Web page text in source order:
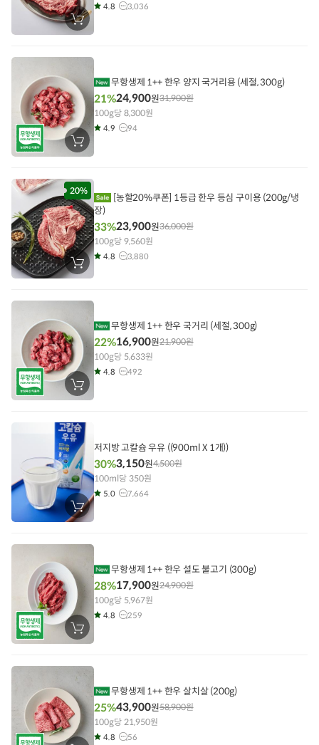
장
바
에
4.8 3,036
장
바
에
담
기
무항생제 1++ 한우 양지 국거리용 (세절, 300g)
21%24,900원31,900원
100g당 8,300원
4.9 94
20%
장
바
에
장)
33%23,900원36,000원
100g당 9,560원
4.8 3,880
장
바
에
담
기
무항생제 1++ 한우 국거리 (세절, 300g)
22%16,900원21,900원
100g당 5,633원
4.8 492
장
바
에
저지방 고칼슘 우유 ((900ml X 1개))
30%3,150원4,500원
100ml당 350원
5.0 7,664
장
바
에
담
기
무항생제 1++ 한우 설도 불고기 (300g)
28%17,900원24,900원
100g당 5,967원
4.8 259
무항생제 1++ 한우 살치살 (200g)
25%43,900원58,900원
100g당 21,950원
4.8 56